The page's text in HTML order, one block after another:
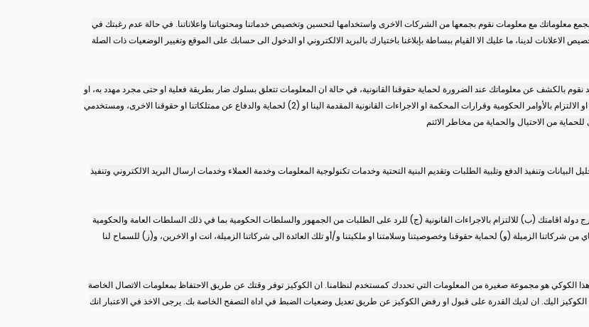
معلوماتك مع معلومات نقوم بجمعها من الشركات الاخرى واستخدامها لتحسين وتخصيص خدماتنا ومحتوياتنا واعلاناتنا. في حالة عدم رغبتك في
لدينا، ما عليك الا القيام ببساطة بإبلاغنا باختيارك بالبريد الالكتروني او الدخول الى حسابك على الموقع وتغيير الوضعيات ذات الصلة
عن معلوماتك عند الضرورة لحماية حقوقنا القانونية، في حالة ان المعلومات تتعلق بسلوك ضار بطريقة فعلية او حتى مجرد مهدد به، او
لدينا اعتقاد بنية حسنة ان هذا الاجراء ضروري من اجل (1) الالتزام بمتطلبات القانون او الالتزام بالأوامر الحكومية وقرارات المحكمة او الاجراءات القانونية المقدمة الينا او (2) لحماية والدفاع عن ممتلكاتنا او حقوقنا الاخرى، ومستخدمي
من الاحتيال والحماية من مخاطر الائتم
وتنفيذ الدفع وتلبية الطلبات وتقديم البنية التحتية وخدمات تكنولوجية المعلومات وخدمة العملاء وخدمات ارسال البريد الالكتروني وتنفيذ
دولة اقامتك (ب) للالتزام بالاجراءات القانونية (ج) للرد على الطلبات من الجمهور والسلطات الحكومية بما في ذلك السلطات العامة والحكومية
شركاتنا الزميلة (و) لحماية حقوقنا وخصوصيتنا وسلامتنا او ملكيتنا و/أو تلك العائدة الى شركاتنا الزميلة، انت او الاخرين، و(ز) للسماح لنا
الكوكي هو مجموعة صغيرة من المعلومات التي تحددك كمستخدم لنظامنا. ان الكوكيز توفر وقتك عن طريق الاحتفاظ بمعلومات الاتصال الخاصة
اليك. ان لديك القدرة على قبول او رفض الكوكيز عن طريق تعديل وضعيات الضبط في اداة التصفح الخاصة بك. يرجى الاخذ في الاعتبار انك